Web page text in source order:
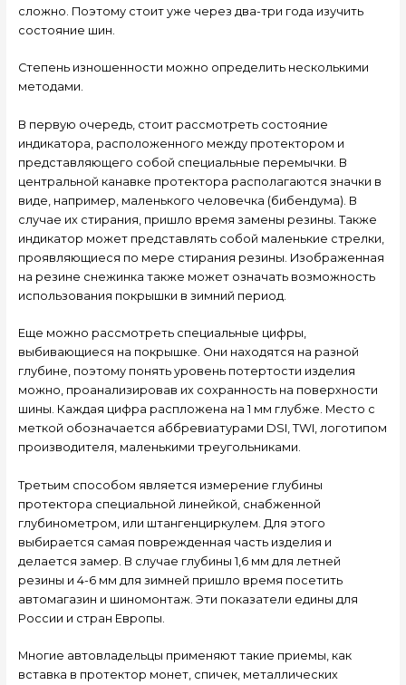
сложно. Поэтому стоит уже через два-три года изучить
состояние шин.
Степень изношенности можно определить несколькими
методами.
В первую очередь, стоит рассмотреть состояние
индикатора, расположенного между протектором и
представляющего собой специальные перемычки. В
центральной канавке протектора располагаются значки в
виде, например, маленького человечка (бибендума). В
случае их стирания, пришло время замены резины. Также
индикатор может представлять собой маленькие стрелки,
проявляющиеся по мере стирания резины. Изображенная
на резине снежинка также может означать возможность
использования покрышки в зимний период.
Еще можно рассмотреть специальные цифры,
выбивающиеся на покрышке. Они находятся на разной
глубине, поэтому понять уровень потертости изделия
можно, проанализировав их сохранность на поверхности
шины. Каждая цифра распложена на 1 мм глубже. Место с
меткой обозначается аббревиатурами DSI, TWI, логотипом
производителя, маленькими треугольниками.
Третьим способом является измерение глубины
протектора специальной линейкой, снабженной
глубинометром, или штангенциркулем. Для этого
выбирается самая поврежденная часть изделия и
делается замер. В случае глубины 1,6 мм для летней
резины и 4-6 мм для зимней пришло время посетить
автомагазин и шиномонтаж. Эти показатели едины для
России и стран Европы.
Многие автовладельцы применяют такие приемы, как
вставка в протектор монет, спичек, металлических